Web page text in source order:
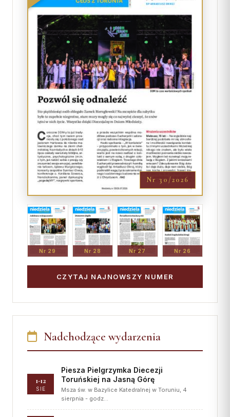
Nr 30/2026
Nr 29 Nr 28 Nr 27 Nr 26
CZYTAJ NAJNOWSZY NUMER
Nadchodzące wydarzenia
1-12
SIE
Piesza Pielgrzymka Diecezji
Toruńskiej na Jasną Górę
Msza św. w Bazylice Katedralnej w Toruniu, 4
sierpnia - godz…